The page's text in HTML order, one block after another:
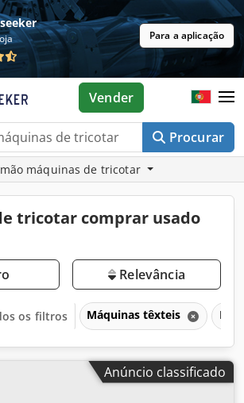
Para a aplicação
Procurar
Vender
máquinas de tricotar
tricotar comprar usado
Relevância
os filtros Máquinas têxteis
Anúncio classificado